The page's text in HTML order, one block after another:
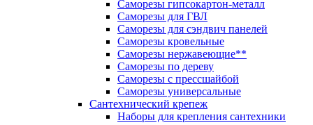
Саморезы гипсокартон-металл
Саморезы для ГВЛ
Саморезы для сэндвич панелей
Саморезы кровельные
Саморезы нержавеющие**
Саморезы по дереву
Саморезы с прессшайбой
Саморезы универсальные
Сантехнический крепеж
Наборы для крепления сантехники